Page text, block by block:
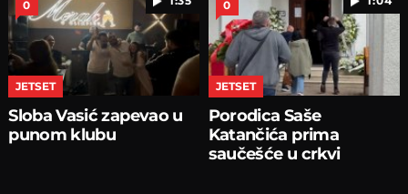
0
JETSET
Sloba Vasić zapevao u
punom klubu
0
JETSET
Porodica Saše
Katančića prima
saučešće u crkvi